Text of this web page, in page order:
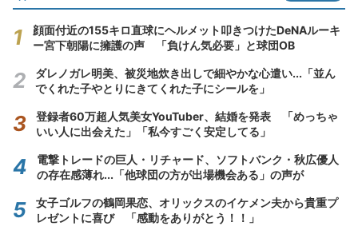
顔面付近の155キロ直球にヘルメット叩きつけたDeNAルーキ
ー宮下朝陽に擁護の声 「負けん気必要」と球団OB
ダレノガレ明美、被災地炊き出しで細やかな心遣い...「並ん
でくれた子やとりにきてくれた子にシールを」
登録者60万超人気美女YouTuber、結婚を発表 「めっちゃ
いい人に出会えた」「私今すごく安定してる」
電撃トレードの巨人・リチャード、ソフトバンク・秋広優人
の存在感薄れ...「他球団の方が出場機会ある」の声が
女子ゴルフの鶴岡果恋、オリックスのイケメン夫から貴重プ
レゼントに喜び 「感動をありがとう！！」